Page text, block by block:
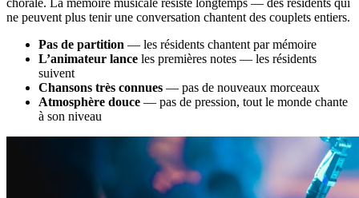
ne peuvent plus tenir une conversation chantent des couplets entiers.
Pas de partition — les résidents chantent par mémoire
L’animateur lance les premières notes — les résidents
suivent
Chansons très connues — pas de nouveaux morceaux
Atmosphère douce — pas de pression, tout le monde chante
à son niveau